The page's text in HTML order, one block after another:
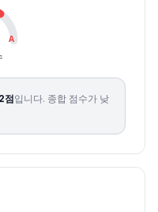
A
점입니다. 종합 점수가 낮